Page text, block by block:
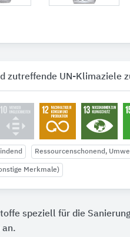
zutreffende UN-Klimaziele
Ressourcenschonend,
Merkmale)
speziell für die
an.